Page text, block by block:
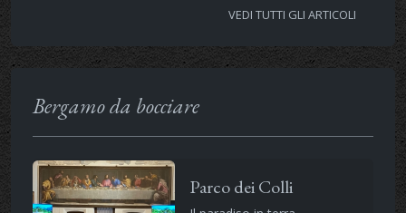
VEDI TUTTI GLI ARTICOLI
Bergamo da bocciare
Parco dei Colli